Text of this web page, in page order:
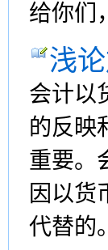
给你们
浅
会计以
的反映
重要。
因以货
代替的